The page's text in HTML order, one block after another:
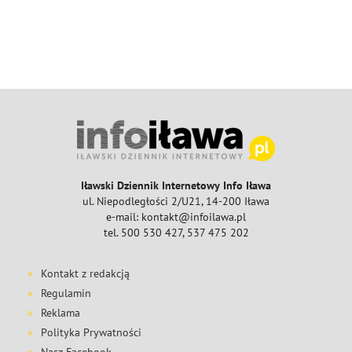
Iławski Dziennik Internetowy Info Iława
ul. Niepodległości 2/U21, 14-200 Iława
e-mail: kontakt@infoilawa.pl
tel. 500 530 427, 537 475 202
Kontakt z redakcją
Regulamin
Reklama
Polityka Prywatności